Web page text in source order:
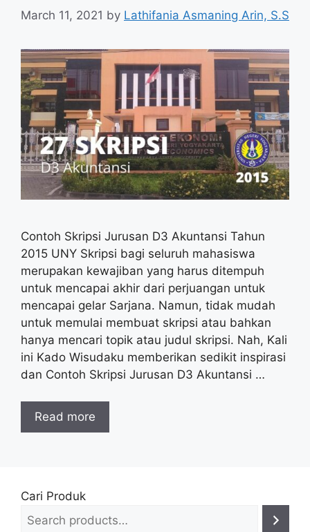
March 11, 2021 by Lathifania Asmaning Arin, S.S
Contoh Skripsi Jurusan D3 Akuntansi Tahun
2015 UNY Skripsi bagi seluruh mahasiswa
merupakan kewajiban yang harus ditempuh
untuk mencapai akhir dari perjuangan untuk
mencapai gelar Sarjana. Namun, tidak mudah
untuk memulai membuat skripsi atau bahkan
hanya mencari topik atau judul skripsi. Nah, Kali
ini Kado Wisudaku memberikan sedikit inspirasi
dan Contoh Skripsi Jurusan D3 Akuntansi …
Read more
Cari Produk